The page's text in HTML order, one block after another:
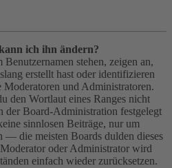
ich ihn ändern?
Benutzernamen stehen, zeigen an,
erstellt hast oder identifizieren
Moderatoren und Administratoren.
den Wortlaut eines Ranges nicht
der Board-Administration festgelegt
sinnlosen Beiträge, nur um
— die meisten Boards dulden dieses
oder Administrator wird
einfach wieder zurücksetzen.